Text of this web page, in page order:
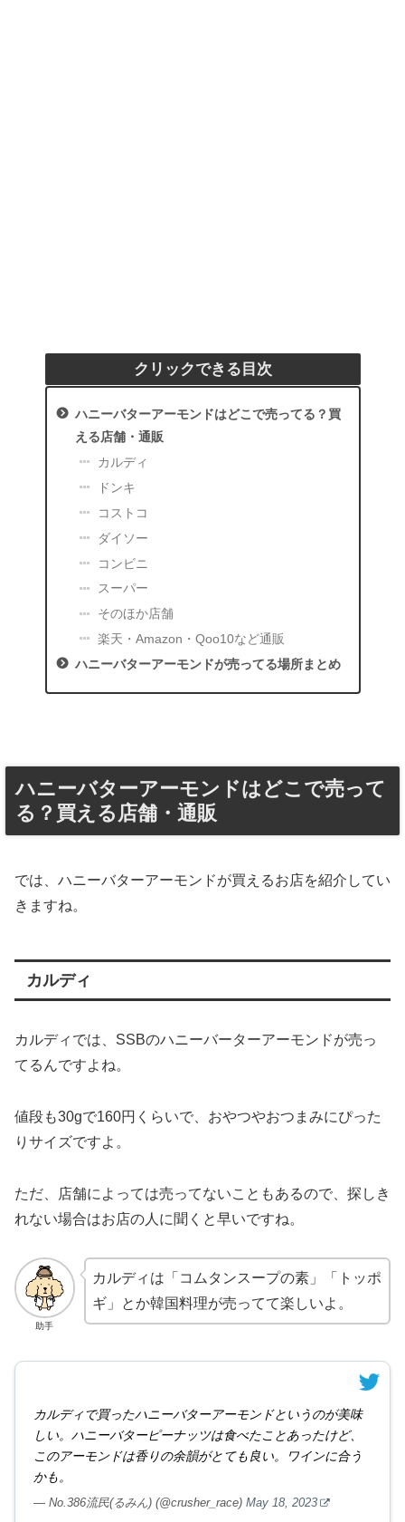
クリックできる目次
ハニーバターアーモンドはどこで売ってる？買
える店舗・通販
カルディ
ドンキ
コストコ
ダイソー
コンビニ
スーパー
そのほか店舗
楽天・Amazon・Qoo10など通販
ハニーバターアーモンドが売ってる場所まとめ
ハニーバターアーモンドはどこで売って
る？買える店舗・通販
では、ハニーバターアーモンドが買えるお店を紹介してい
きますね。
カルディ
カルディでは、SSBのハニーバーターアーモンドが売っ
てるんですよね。
値段も30gで160円くらいで、おやつやおつまみにぴった
りサイズですよ。
ただ、店舗によっては売ってないこともあるので、探しき
れない場合はお店の人に聞くと早いですね。
助手
カルディは「コムタンスープの素」「トッポ
ギ」とか韓国料理が売ってて楽しいよ。
カルディで買ったハニーバターアーモンドというのが美味
しい。ハニーバターピーナッツは食べたことあったけど、
このアーモンドは香りの余韻がとても良い。ワインに合う
かも。
— No.386流民(るみん) (@crusher_race) May 18, 2023